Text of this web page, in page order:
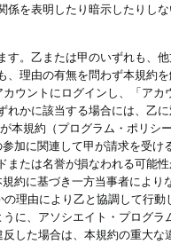
を表明したり暗示したりしな
。乙または甲のいずれも、
理由の有無を問わず本規約
ウントにログインし、「ア
かに該当する場合には、乙
本規約（プログラム・ポリ
加に関連して甲が請求を受
たは名誉が損なわれる可能
約に基づき一方当事者によ
理由により乙と協調して行
に、アソシエイト・プログ
した場合は、本規約の重大な